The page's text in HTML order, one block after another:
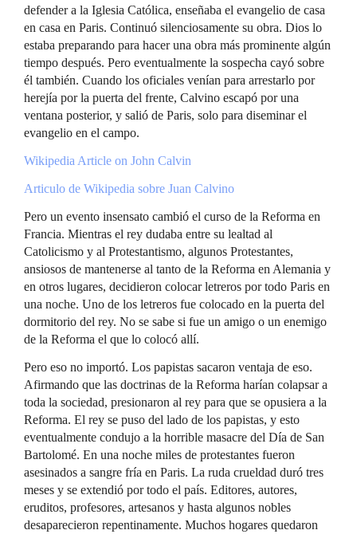
defender a la Iglesia Católica, enseñaba el evangelio de casa
en casa en Paris. Continuó silenciosamente su obra. Dios lo
estaba preparando para hacer una obra más prominente algún
tiempo después. Pero eventualmente la sospecha cayó sobre
él también. Cuando los oficiales venían para arrestarlo por
herejía por la puerta del frente, Calvino escapó por una
ventana posterior, y salió de Paris, solo para diseminar el
evangelio en el campo.
Wikipedia Article on John Calvin
Articulo de Wikipedia sobre Juan Calvino
Pero un evento insensato cambió el curso de la Reforma en
Francia. Mientras el rey dudaba entre su lealtad al
Catolicismo y al Protestantismo, algunos Protestantes,
ansiosos de mantenerse al tanto de la Reforma en Alemania y
en otros lugares, decidieron colocar letreros por todo Paris en
una noche. Uno de los letreros fue colocado en la puerta del
dormitorio del rey. No se sabe si fue un amigo o un enemigo
de la Reforma el que lo colocó allí.
Pero eso no importó. Los papistas sacaron ventaja de eso.
Afirmando que las doctrinas de la Reforma harían colapsar a
toda la sociedad, presionaron al rey para que se opusiera a la
Reforma. El rey se puso del lado de los papistas, y esto
eventualmente condujo a la horrible masacre del Día de San
Bartolomé. En una noche miles de protestantes fueron
asesinados a sangre fría en Paris. La ruda crueldad duró tres
meses y se extendió por todo el país. Editores, autores,
eruditos, profesores, artesanos y hasta algunos nobles
desaparecieron repentinamente. Muchos hogares quedaron